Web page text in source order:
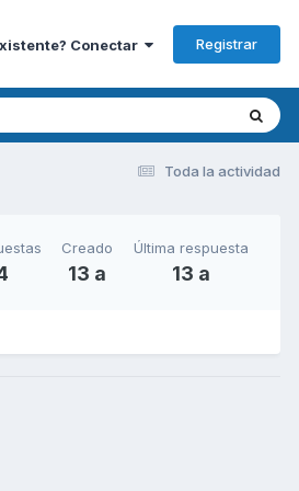
Conectar Registrar
Toda la actividad
Creado
13 a
Última respuesta
13 a